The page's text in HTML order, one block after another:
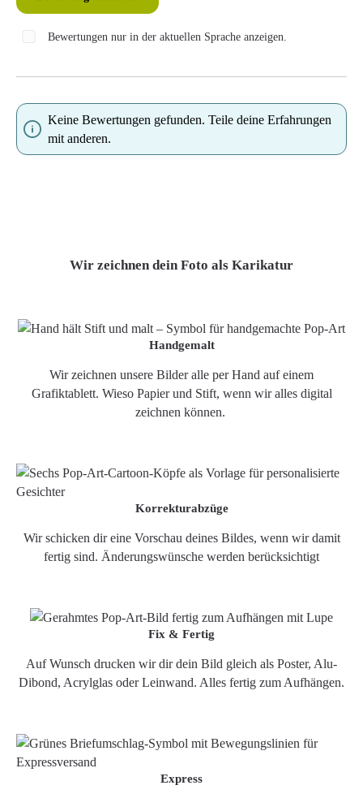
Bewertungen nur in der aktuellen Sprache anzeigen.
Keine Bewertungen gefunden. Teile deine Erfahrungen
mit anderen.
Wir zeichnen dein Foto als Karikatur
Handgemalt
Wir zeichnen unsere Bilder alle per Hand auf einem
Grafiktablett. Wieso Papier und Stift, wenn wir alles digital
zeichnen können.
Korrekturabzüge
Wir schicken dir eine Vorschau deines Bildes, wenn wir damit
fertig sind. Änderungswünsche werden berücksichtigt
Fix & Fertig
Auf Wunsch drucken wir dir dein Bild gleich als Poster, Alu-
Dibond, Acrylglas oder Leinwand. Alles fertig zum Aufhängen.
Express